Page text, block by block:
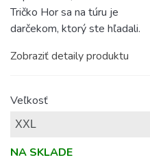
Tričko Hor sa na túru je
darčekom, ktorý ste hľadali.
Zobraziť detaily produktu
Veľkosť
NA SKLADE